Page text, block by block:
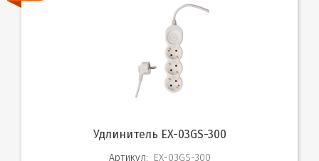
Удлинитель EX-03GS-300
Артикул: EX-03GS-300